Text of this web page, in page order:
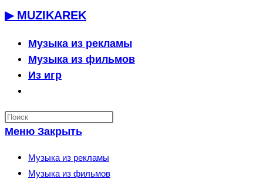
Перейти
содержимому
▶ MUZIKAREK
Музыка из рекламы
Музыка из фильмов
Из игр
по
веб-
сайту
Меню Закрыть
Музыка из рекламы
Музыка из фильмов